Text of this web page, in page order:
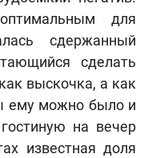
для
сдержанный
сделать
выскочка, а как
ему можно было и
на вечер
известная доля